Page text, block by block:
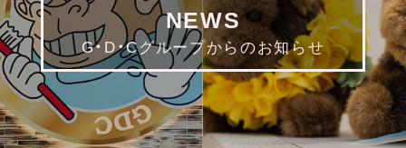
NEWS
G・D・Cグループからのお知らせ